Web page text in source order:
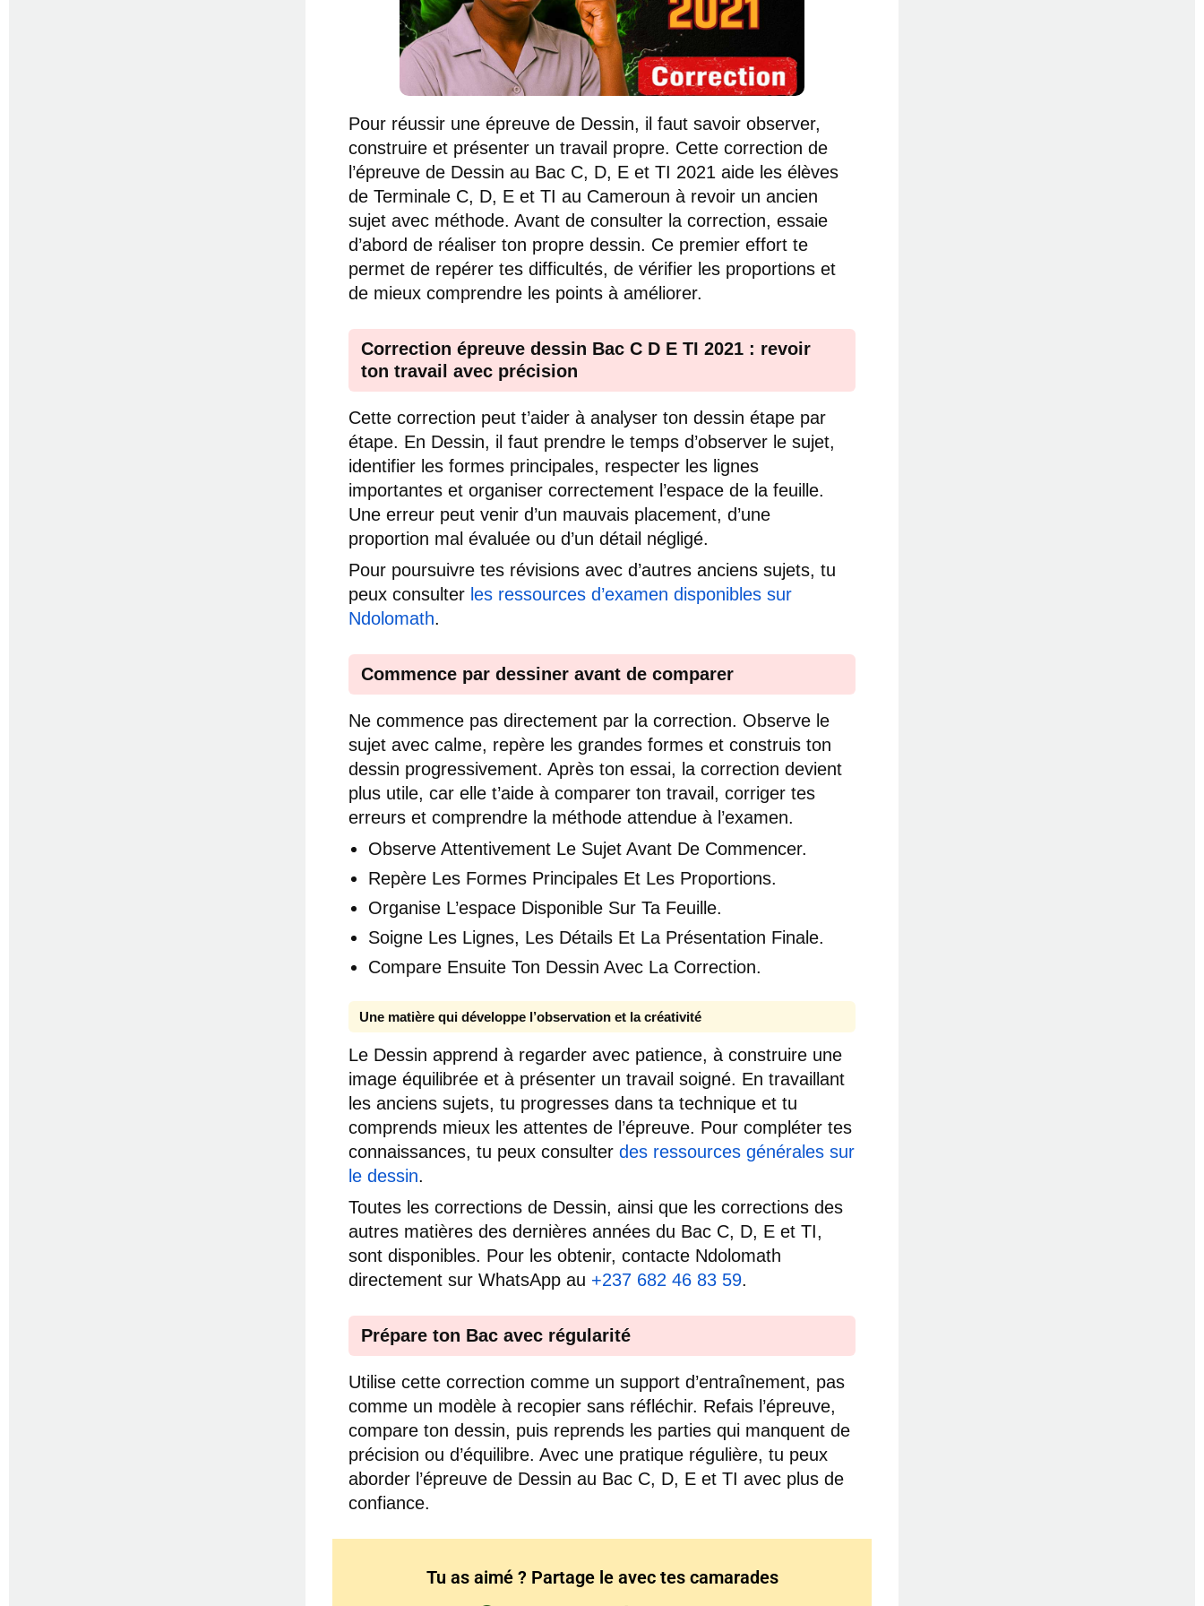
Pour réussir une épreuve de Dessin, il faut savoir observer,
construire et présenter un travail propre. Cette correction de
l’épreuve de Dessin au Bac C, D, E et TI 2021 aide les élèves
de Terminale C, D, E et TI au Cameroun à revoir un ancien
sujet avec méthode. Avant de consulter la correction, essaie
d’abord de réaliser ton propre dessin. Ce premier effort te
permet de repérer tes difficultés, de vérifier les proportions et
de mieux comprendre les points à améliorer.
Correction épreuve dessin Bac C D E TI 2021 : revoir
ton travail avec précision
Cette correction peut t’aider à analyser ton dessin étape par
étape. En Dessin, il faut prendre le temps d’observer le sujet,
identifier les formes principales, respecter les lignes
importantes et organiser correctement l’espace de la feuille.
Une erreur peut venir d’un mauvais placement, d’une
proportion mal évaluée ou d’un détail négligé.
Pour poursuivre tes révisions avec d’autres anciens sujets, tu
peux consulter les ressources d’examen disponibles sur
Ndolomath.
Commence par dessiner avant de comparer
Ne commence pas directement par la correction. Observe le
sujet avec calme, repère les grandes formes et construis ton
dessin progressivement. Après ton essai, la correction devient
plus utile, car elle t’aide à comparer ton travail, corriger tes
erreurs et comprendre la méthode attendue à l’examen.
Observe Attentivement Le Sujet Avant De Commencer.
Repère Les Formes Principales Et Les Proportions.
Organise L’espace Disponible Sur Ta Feuille.
Soigne Les Lignes, Les Détails Et La Présentation Finale.
Compare Ensuite Ton Dessin Avec La Correction.
Une matière qui développe l’observation et la créativité
Le Dessin apprend à regarder avec patience, à construire une
image équilibrée et à présenter un travail soigné. En travaillant
les anciens sujets, tu progresses dans ta technique et tu
comprends mieux les attentes de l’épreuve. Pour compléter tes
connaissances, tu peux consulter des ressources générales sur
le dessin.
Toutes les corrections de Dessin, ainsi que les corrections des
autres matières des dernières années du Bac C, D, E et TI,
sont disponibles. Pour les obtenir, contacte Ndolomath
directement sur WhatsApp au +237 682 46 83 59.
Prépare ton Bac avec régularité
Utilise cette correction comme un support d’entraînement, pas
comme un modèle à recopier sans réfléchir. Refais l’épreuve,
compare ton dessin, puis reprends les parties qui manquent de
précision ou d’équilibre. Avec une pratique régulière, tu peux
aborder l’épreuve de Dessin au Bac C, D, E et TI avec plus de
confiance.
Tu as aimé ? Partage le avec tes camarades